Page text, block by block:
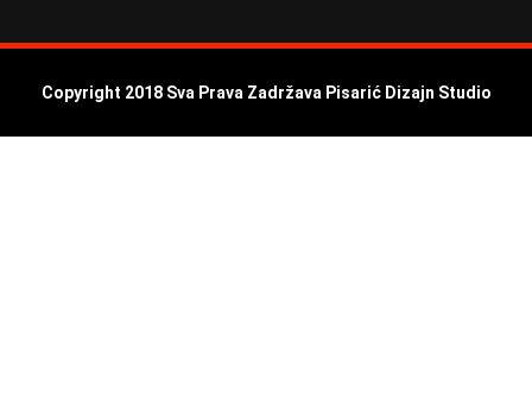
Copyright 2018 Sva Prava Zadržava Pisarić Dizajn Studio